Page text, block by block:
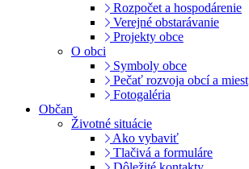
Rozpočet a hospodárenie
Verejné obstarávanie
Projekty obce
O obci
Symboly obce
Pečať rozvoja obcí a miest
Fotogaléria
Občan
Životné situácie
Ako vybaviť
Tlačivá a formuláre